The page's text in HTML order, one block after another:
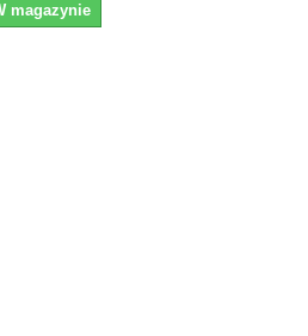
magazynie